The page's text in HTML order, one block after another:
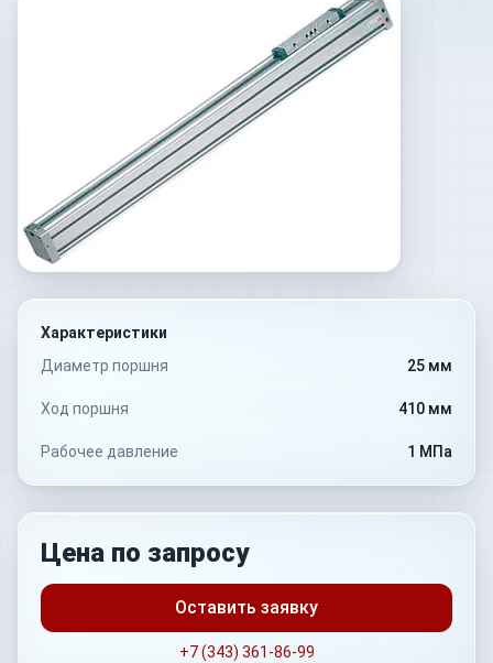
Характеристики
Диаметр поршня
25 мм
Ход поршня 410 мм
Рабочее давление 1 МПа
Цена по запросу
Оставить заявку
+7 (343) 361-86-99